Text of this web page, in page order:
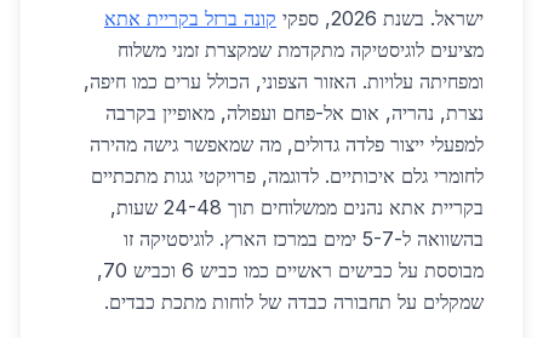
ישראל. בשנת 2026, ספקי
קונה ברזל בקריית אתא
מציעים לוגיסטיקה מתקדמת שמקצרת זמני משלוח
ומפחיתה עלויות. האזור הצפוני, הכולל ערים כמו חיפה,
נצרת, נהריה, אום אל-פחם ועפולה, מאופיין בקרבה
למפעלי ייצור פלדה גדולים, מה שמאפשר גישה מהירה
לחומרי גלם איכותיים. לדוגמה, פרויקטי גגות מתכתיים
בקריית אתא נהנים ממשלוחים תוך 24-48 שעות,
בהשוואה ל-5-7 ימים במרכז הארץ. לוגיסטיקה זו
מבוססת על כבישים ראשיים כמו כביש 6 וכביש 70,
שמקלים על תחבורה כבדה של לוחות מתכת כבדים.